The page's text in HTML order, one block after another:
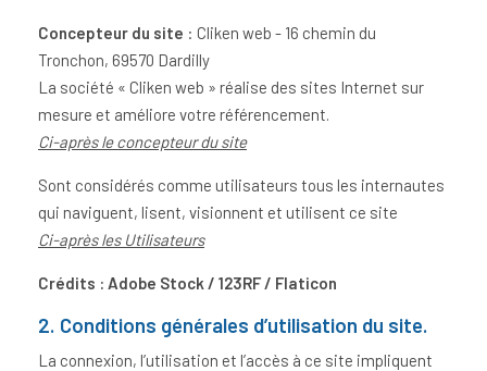
Concepteur du site : Cliken web - 16 chemin du
Tronchon, 69570 Dardilly
La société « Cliken web » réalise des sites Internet sur
mesure et améliore votre référencement.
Ci-après le concepteur du site
Sont considérés comme utilisateurs tous les internautes
qui naviguent, lisent, visionnent et utilisent ce site
Ci-après les Utilisateurs
Crédits : Adobe Stock / 123RF / Flaticon
2. Conditions générales d’utilisation du site.
La connexion, l’utilisation et l’accès à ce site impliquent